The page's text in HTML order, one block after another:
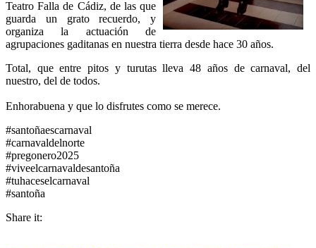
Teatro Falla de Cádiz, de las que
guarda un grato recuerdo, y
organiza la actuación de
agrupaciones gaditanas en nuestra tierra desde hace 30 años.
Total, que entre pitos y turutas lleva 48 años de carnaval, del
nuestro, del de todos.
Enhorabuena y que lo disfrutes como se merece.
#santoñaescarnaval
#carnavaldelnorte
#pregonero2025
#viveelcarnavaldesantoña
#tuhaceselcarnaval
#santoña
Share it: